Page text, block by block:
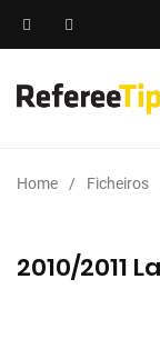
Home Ficheiros
2010/2011